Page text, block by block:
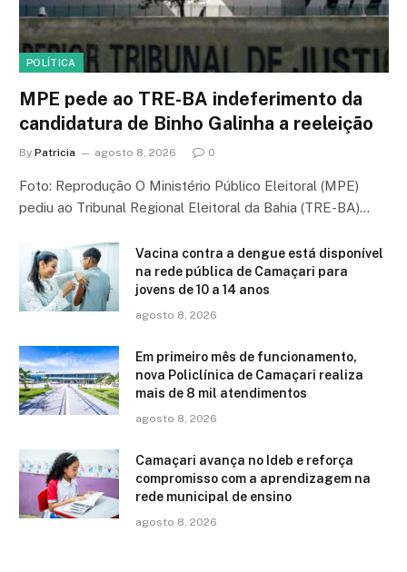
POLÍTICA
MPE pede ao TRE-BA indeferimento da
candidatura de Binho Galinha a reeleição
By Patricia agosto 8, 2026 0
Foto: Reprodução O Ministério Público Eleitoral (MPE)
pediu ao Tribunal Regional Eleitoral da Bahia (TRE-BA)…
Vacina contra a dengue está disponível
na rede pública de Camaçari para
jovens de 10 a 14 anos
agosto 8, 2026
Em primeiro mês de funcionamento,
nova Policlínica de Camaçari realiza
mais de 8 mil atendimentos
agosto 8, 2026
Camaçari avança no Ideb e reforça
compromisso com a aprendizagem na
rede municipal de ensino
agosto 8, 2026